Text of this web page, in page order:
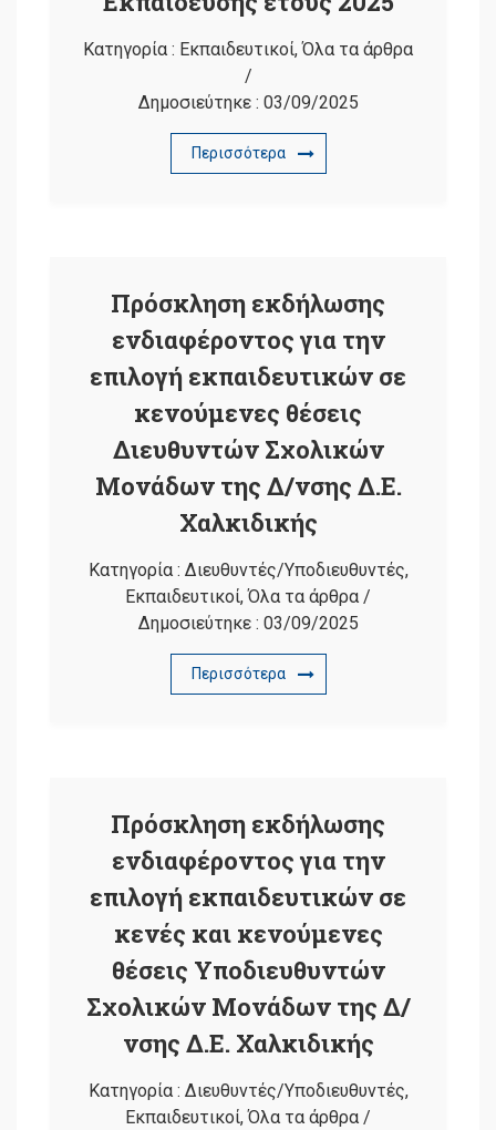
Κατηγορία : Εκπαιδευτικοί,Όλα τα άρθρα
/
Δημοσιεύτηκε : 03/09/2025
Περισσότερα
Πρόσκληση εκδήλωσης
ενδιαφέροντος για την
επιλογή εκπαιδευτικών σε
κενούμενες θέσεις
Διευθυντών Σχολικών
Μονάδων της Δ/νσης Δ.Ε.
Χαλκιδικής
Κατηγορία : Διευθυντές/Υποδιευθυντές,
Εκπαιδευτικοί,Όλα τα άρθρα /
Δημοσιεύτηκε : 03/09/2025
Περισσότερα
Πρόσκληση εκδήλωσης
ενδιαφέροντος για την
επιλογή εκπαιδευτικών σε
κενές και κενούμενες
θέσεις Υποδιευθυντών
Σχολικών Μονάδων της Δ/
νσης Δ.Ε. Χαλκιδικής
Κατηγορία : Διευθυντές/Υποδιευθυντές,
Εκπαιδευτικοί,Όλα τα άρθρα /